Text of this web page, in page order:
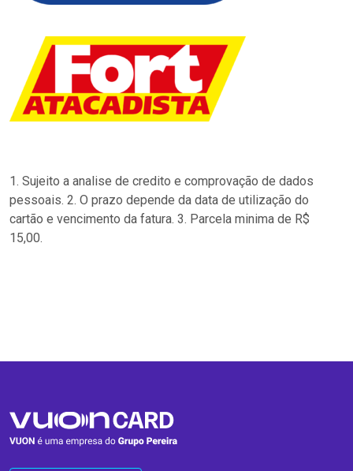
1. Sujeito a analise de credito e comprovação de dados
pessoais. 2. O prazo depende da data de utilização do
cartão e vencimento da fatura. 3. Parcela minima de R$
15,00.